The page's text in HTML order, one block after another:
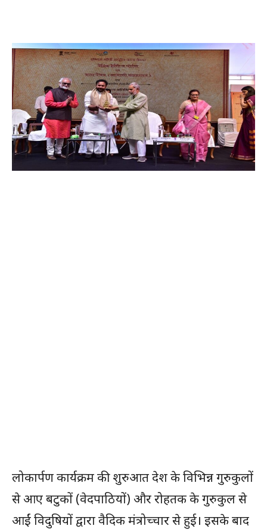
लोकार्पण कार्यक्रम की शुरुआत देश के विभिन्न गुरुकुलों
से आए बटुकों (वेदपाठियों) और रोहतक के गुरुकुल से
आईं विदुषियों द्वारा वैदिक मंत्रोच्चार से हुई। इसके बाद